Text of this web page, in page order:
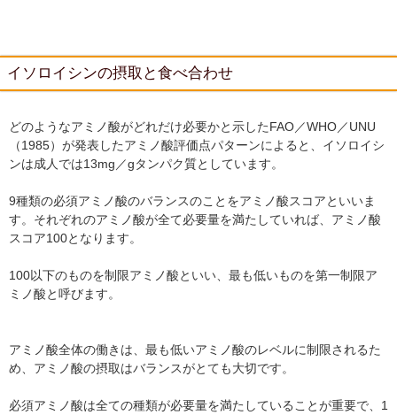
イソロイシンの摂取と食べ合わせ
どのようなアミノ酸がどれだけ必要かと示したFAO／WHO／UNU
（1985）が発表したアミノ酸評価点パターンによると、イソロイシ
ンは成人では13mg／gタンパク質としています。
9種類の必須アミノ酸のバランスのことをアミノ酸スコアといいま
す。それぞれのアミノ酸が全て必要量を満たしていれば、アミノ酸
スコア100となります。
100以下のものを制限アミノ酸といい、最も低いものを第一制限ア
ミノ酸と呼びます。
アミノ酸全体の働きは、最も低いアミノ酸のレベルに制限されるた
め、アミノ酸の摂取はバランスがとても大切です。
必須アミノ酸は全ての種類が必要量を満たしていることが重要で、1